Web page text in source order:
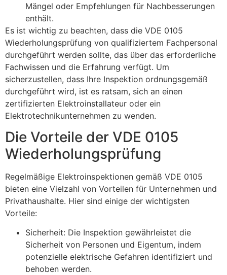
Mängel oder Empfehlungen für Nachbesserungen
enthält.
Es ist wichtig zu beachten, dass die VDE 0105
Wiederholungsprüfung von qualifiziertem Fachpersonal
durchgeführt werden sollte, das über das erforderliche
Fachwissen und die Erfahrung verfügt. Um
sicherzustellen, dass Ihre Inspektion ordnungsgemäß
durchgeführt wird, ist es ratsam, sich an einen
zertifizierten Elektroinstallateur oder ein
Elektrotechnikunternehmen zu wenden.
Die Vorteile der VDE 0105
Wiederholungsprüfung
Regelmäßige Elektroinspektionen gemäß VDE 0105
bieten eine Vielzahl von Vorteilen für Unternehmen und
Privathaushalte. Hier sind einige der wichtigsten
Vorteile:
Sicherheit: Die Inspektion gewährleistet die
Sicherheit von Personen und Eigentum, indem
potenzielle elektrische Gefahren identifiziert und
behoben werden.